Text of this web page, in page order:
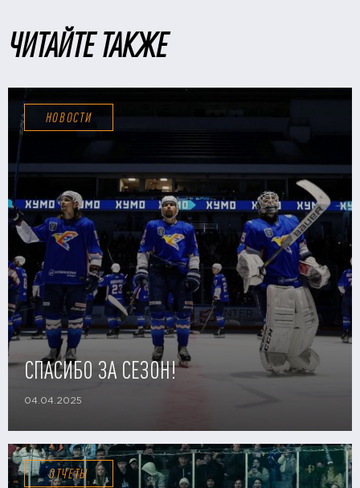
ЧИТАЙТЕ ТАКЖЕ
НОВОСТИ
СПАСИБО ЗА СЕЗОН!
04.04.2025
ОТЧЕТЫ